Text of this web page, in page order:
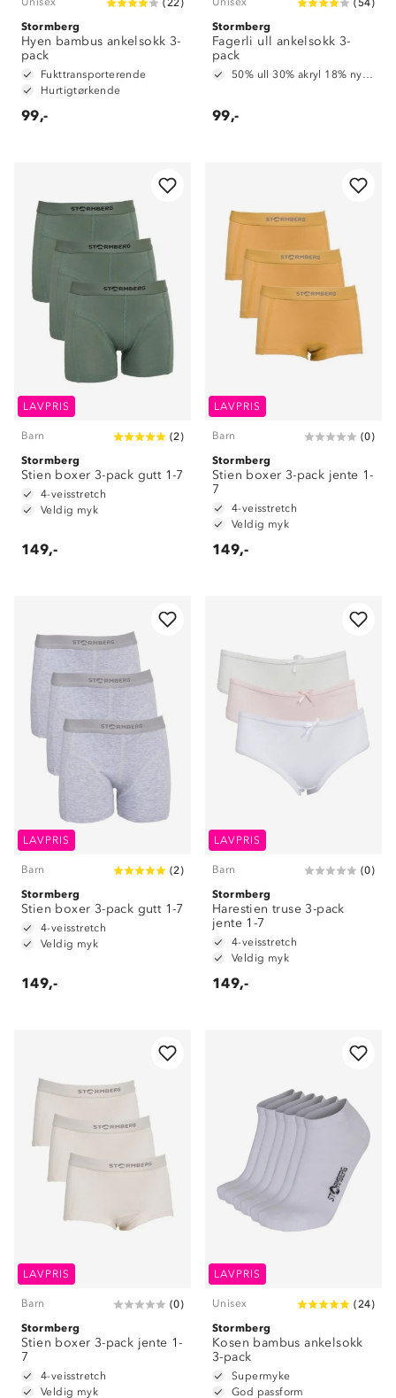
( 22)
Stormberg
Hyen bambus ankelsokk 3-
pack
Fukttransporterende
Hurtigtørkende
99,-
( 54)
Stormberg
Fagerli ull ankelsokk 3-
pack
50% ull 30% akryl 18% nylon 2% spandex
99,-
LAVPRIS
Barn (2)
Stormberg
Stien boxer 3-pack gutt 1-7
4-veisstretch
Veldig myk
149,-
LAVPRIS
Barn (0)
Stormberg
Stien boxer 3-pack jente 1-
7
4-veisstretch
Veldig myk
149,-
LAVPRIS
Barn (2)
Stormberg
Stien boxer 3-pack gutt 1-7
4-veisstretch
Veldig myk
149,-
LAVPRIS
Barn (0)
Stormberg
Harestien truse 3-pack
jente 1-7
4-veisstretch
Veldig myk
149,-
LAVPRIS
Barn (0)
Stormberg
Stien boxer 3-pack jente 1-
7
4-veisstretch
Veldig myk
LAVPRIS
Unisex (24)
Stormberg
Kosen bambus ankelsokk
3-pack
Supermyke
God passform